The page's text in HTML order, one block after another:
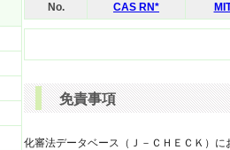
No.
CAS RN*
免責事項
化審法データベース（Ｊ－ＣＨＥＣＫ）